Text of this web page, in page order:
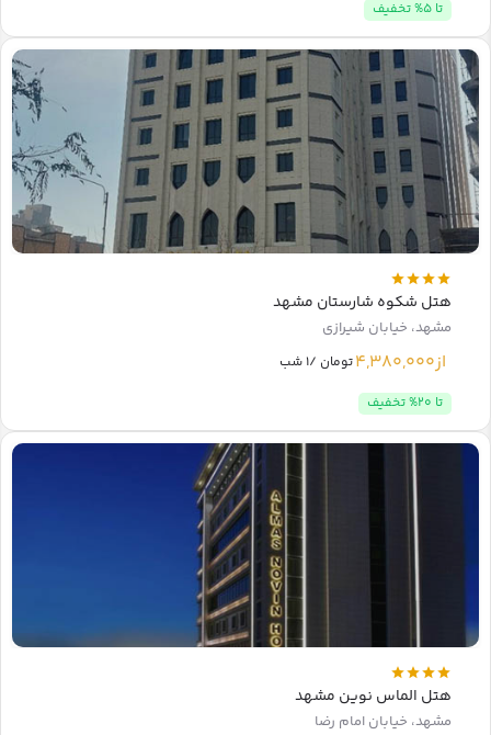
تا 5% تخفیف
هتل شکوه شارستان مشهد
مشهد، خیابان شیرازی
از4,380,000تومان /1 شب
تا 20% تخفیف
هتل الماس نوین مشهد
مشهد، خیابان امام رضا